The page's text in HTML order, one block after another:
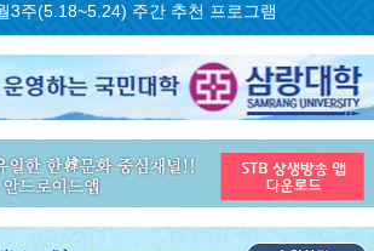
서비스 장애 복구 안내
4주(5.25~5.31) 주간 추천 프로그램
마지막주(4.27~5.3) 주간 추천 프로그램
4주(4.20~4.26) 주간 추천 프로그램
2주(4.6~4.12) 주간 추천 프로그램
1주(3.30~4.5) 주간 추천 프로그램
4주(3.23~3.29) 주간 추천 프로그램